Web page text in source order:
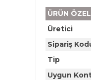
ÜRÜN
Üretici
Sipariş
Tip
Uygun